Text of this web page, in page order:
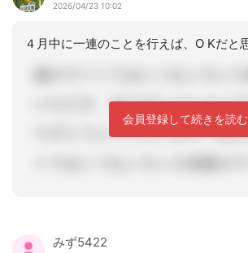
2026/04/23 10:02
会員登録して続きを読む
みず5422